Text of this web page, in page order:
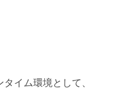
イム環境として、